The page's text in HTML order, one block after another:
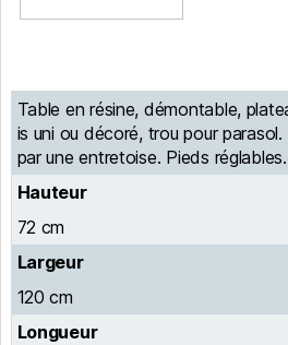
Table en résine, démontable,
is uni ou décoré, trou pour
par une entretoise. Pieds réglables.
Hauteur
72 cm
Largeur
120 cm
Longueur